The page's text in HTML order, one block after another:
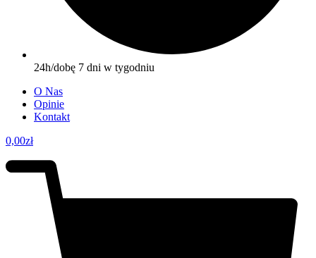
24h/dobę 7 dni w tygodniu
O Nas
Opinie
Kontakt
0,00zł